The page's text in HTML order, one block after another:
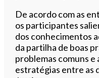
De acordo com as
os participantes
dos conhecimentos
da partilha de boas
problemas comuns e
estratégias entre as